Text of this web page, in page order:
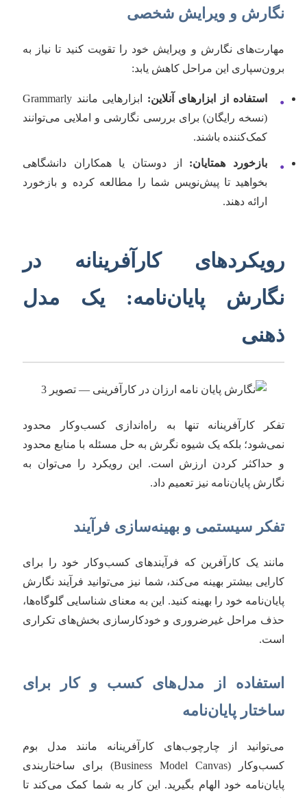
نگارش و ویرایش شخصی
مهارت‌های نگارش و ویرایش خود را تقویت کنید تا نیاز به
برون‌سپاری این مراحل کاهش یابد:
• استفاده از ابزارهای آنلاین:
ابزارهایی مانند Grammarly
(نسخه رایگان) برای بررسی نگارشی و املایی می‌توانند
کمک‌کننده باشند.
• بازخورد همتایان: از دوستان یا همکاران دانشگاهی
بخواهید تا پیش‌نویس شما را مطالعه کرده و بازخورد
ارائه دهند.
رویکردهای کارآفرینانه در
نگارش پایان‌نامه: یک مدل
ذهنی
تفکر کارآفرینانه تنها به راه‌اندازی کسب‌وکار محدود
نمی‌شود؛ بلکه یک شیوه نگرش به حل مسئله با منابع محدود
و حداکثر کردن ارزش است. این رویکرد را می‌توان به
نگارش پایان‌نامه نیز تعمیم داد.
تفکر سیستمی و بهینه‌سازی فرآیند
مانند یک کارآفرین که فرآیندهای کسب‌وکار خود را برای
کارایی بیشتر بهینه می‌کند، شما نیز می‌توانید فرآیند نگارش
پایان‌نامه خود را بهینه کنید. این به معنای شناسایی گلوگاه‌ها،
حذف مراحل غیرضروری و خودکارسازی بخش‌های تکراری
است.
استفاده از مدل‌های کسب و کار برای
ساختار پایان‌نامه
می‌توانید از چارچوب‌های کارآفرینانه مانند مدل بوم
کسب‌وکار (Business Model Canvas) برای ساختاربندی
پایان‌نامه خود الهام بگیرید. این کار به شما کمک می‌کند تا